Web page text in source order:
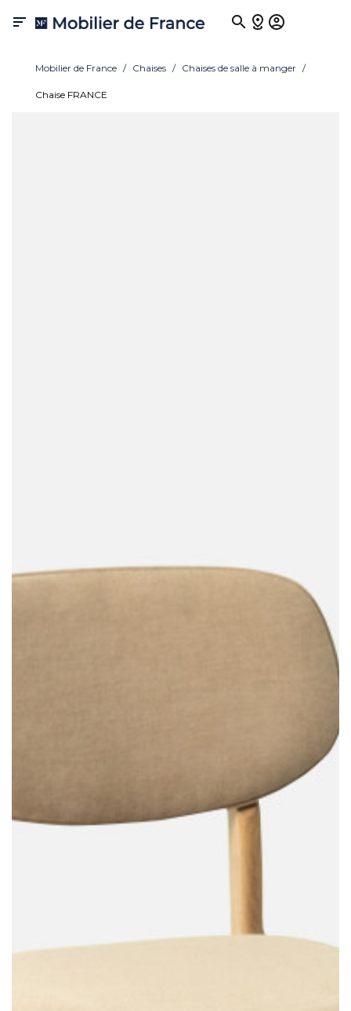

Mobilier de France Chaises Chaises de salle à manger
Chaise FRANCE